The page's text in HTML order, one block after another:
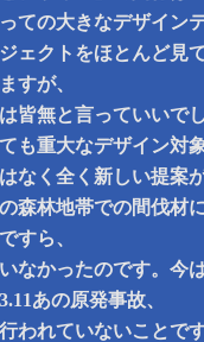
ての大きなデザイン
ェクトをほとんど見
すが、
皆無と言っていいで
も重大なデザイン対
なく全く新しい提案
森林地帯での間伐材
すら、
なかったのです。今
あの原発事故、
われていないことで